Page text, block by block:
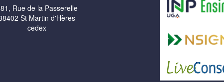
Rue de la Passerelle
St Martin d'Hères
cedex